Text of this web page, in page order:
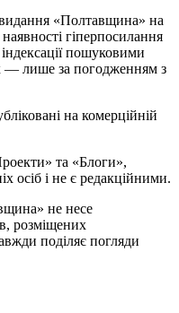
видання «Полтавщина» на
гіперпосилання
пошуковими
— лише за погодженням з
на комерційній
та «Блоги»,
осіб і не є редакційними.
не несе
розміщених
поділяє погляди